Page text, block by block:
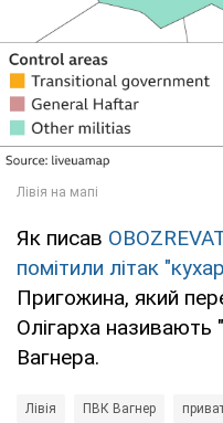
Як писав
помітили літак
Пригожина, який
Олігарха
Вагнера.
Лівія ПВК Вагнер